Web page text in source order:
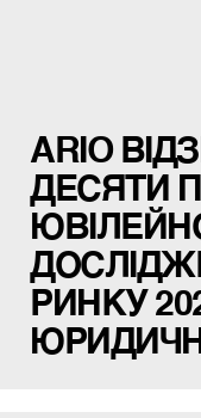
ARIO
ДЕСЯТИ
РИНКУ